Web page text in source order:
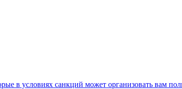
в условиях санкций может организовать вам